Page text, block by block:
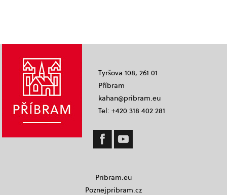
Tyršova 108, 261 01
Příbram
kahan@pribram.eu
Tel: +420 318 402 281
Pribram.eu
Poznejpribram.cz